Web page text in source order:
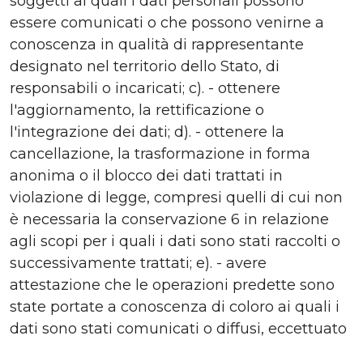
essere comunicati o che possono venirne a
conoscenza in qualità di rappresentante
designato nel territorio dello Stato, di
responsabili o incaricati; c). - ottenere
l'aggiornamento, la rettificazione o
l'integrazione dei dati; d). - ottenere la
cancellazione, la trasformazione in forma
anonima o il blocco dei dati trattati in
violazione di legge, compresi quelli di cui non
è necessaria la conservazione 6 in relazione
agli scopi per i quali i dati sono stati raccolti o
successivamente trattati; e). - avere
attestazione che le operazioni predette sono
state portate a conoscenza di coloro ai quali i
dati sono stati comunicati o diffusi, eccettuato